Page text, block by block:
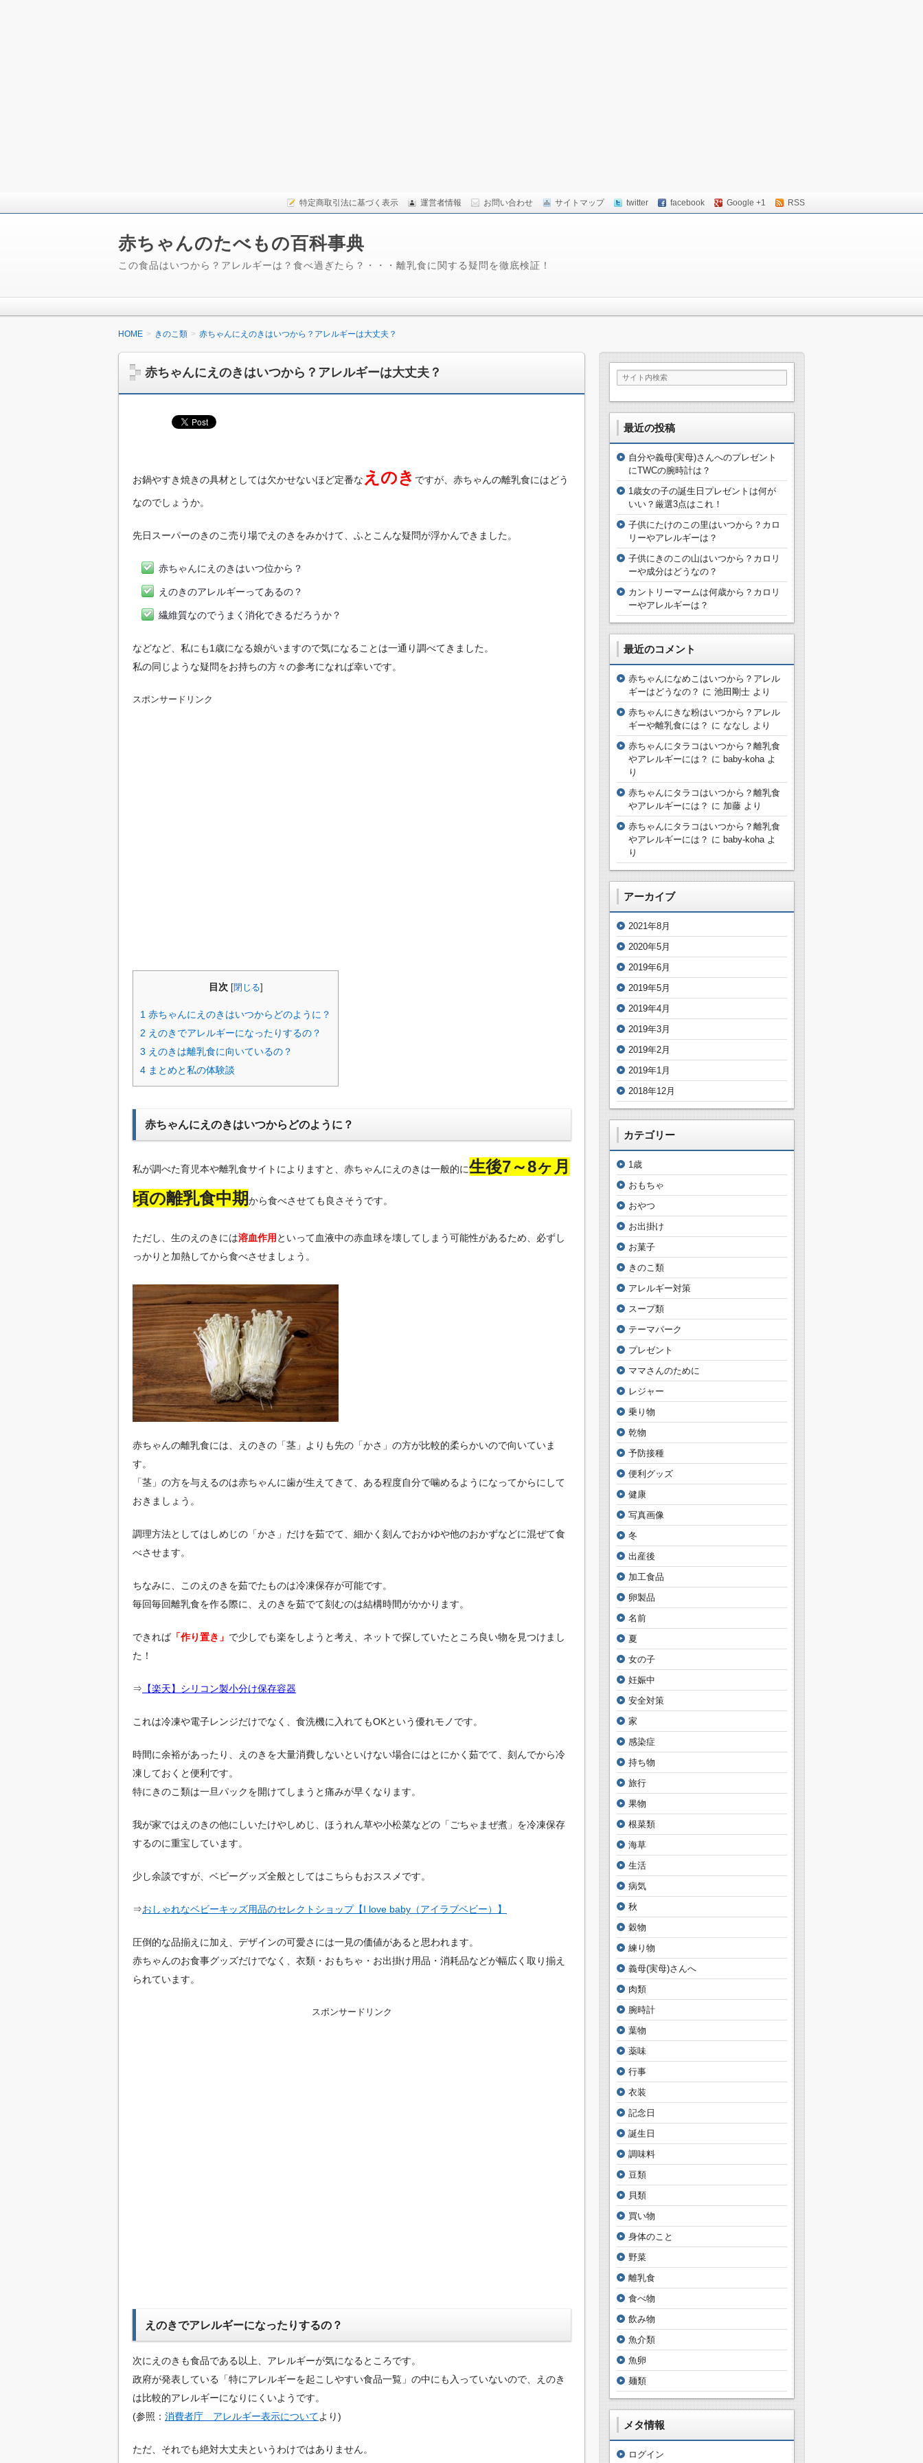
特定商取引法に基づく表示 運営者情報 お問い合わせ サイトマップ twitter facebook Google +1 RSS
赤ちゃんのたべもの百科事典
この食品はいつから？アレルギーは？食べ過ぎたら？・・・離乳食に関する疑問を徹底検証！
HOME きのこ類 赤ちゃんにえのきはいつから？アレルギーは大丈夫？
赤ちゃんにえのきはいつから？アレルギーは大丈夫？
お鍋やすき焼きの具材としては欠かせないほど定番な えのき ですが、赤ちゃんの離乳食にはどう
なのでしょうか。
先日スーパーのきのこ売り場でえのきをみかけて、ふとこんな疑問が浮かんできました。
赤ちゃんにえのきはいつ位から？
えのきのアレルギーってあるの？
繊維質なのでうまく消化できるだろうか？
などなど、私にも1歳になる娘がいますので気になることは一通り調べてきました。
私の同じような疑問をお持ちの方々の参考になれば幸いです。
スポンサードリンク
目次 閉じる
1 赤ちゃんにえのきはいつからどのように？
2 えのきでアレルギーになったりするの？
3 えのきは離乳食に向いているの？
4 まとめと私の体験談
赤ちゃんにえのきはいつからどのように？
私が調べた育児本や離乳食サイトによりますと、赤ちゃんにえのきは一般的に生後7～8ヶ月
頃の離乳食中期から食べさせても良さそうです。
ただし、生のえのきには溶血作用 といって血液中の赤血球を壊してしまう可能性があるため、必ずし
っかりと加熱してから食べさせましょう。
赤ちゃんの離乳食には、えのきの「茎」よりも先の「かさ」の方が比較的柔らかいので向いていま
す。
「茎」の方を与えるのは赤ちゃんに歯が生えてきて、ある程度自分で噛めるようになってからにして
おきましょう。
調理方法としてはしめじの「かさ」だけを茹でて、細かく刻んでおかゆや他のおかずなどに混ぜて食
べさせます。
ちなみに、このえのきを茹でたものは冷凍保存が可能です。
毎回毎回離乳食を作る際に、えのきを茹でて刻むのは結構時間がかかります。
できれば 「作り置き」 で少しでも楽をしようと考え、ネットで探していたところ良い物を見つけまし
た！
⇒ 【楽天】シリコン製小分け保存容器
これは冷凍や電子レンジだけでなく、食洗機に入れてもOKという優れモノです。
時間に余裕があったり、えのきを大量消費しないといけない場合にはとにかく茹でて、刻んでから冷
凍しておくと便利です。
特にきのこ類は一旦パックを開けてしまうと痛みが早くなります。
我が家ではえのきの他にしいたけやしめじ、ほうれん草や小松菜などの「ごちゃまぜ煮」を冷凍保存
するのに重宝しています。
少し余談ですが、ベビーグッズ全般としてはこちらもおススメです。
⇒おしゃれなベビーキッズ用品のセレクトショップ【I love baby（アイラブベビー）】
圧倒的な品揃えに加え、デザインの可愛さには一見の価値があると思われます。
赤ちゃんのお食事グッズだけでなく、衣類・おもちゃ・お出掛け用品・消耗品などが幅広く取り揃え
られています。
スポンサードリンク
えのきでアレルギーになったりするの？
次にえのきも食品である以上、アレルギーが気になるところです。
政府が発表している「特にアレルギーを起こしやすい食品一覧」の中にも入っていないので、えのき
は比較的アレルギーになりにくいようです。
(参照： 消費者庁 アレルギー表示についてより)
ただ、それでも絶対大丈夫というわけではありません。
最近の投稿
自分や義母(実母)さんへのプレゼント
にTWCの腕時計は？
1歳女の子の誕生日プレゼントは何が
いい？厳選3点はこれ！
子供にたけのこの里はいつから？カロ
リーやアレルギーは？
子供にきのこの山はいつから？カロリ
ーや成分はどうなの？
カントリーマームは何歳から？カロリ
ーやアレルギーは？
最近のコメント
赤ちゃんになめこはいつから？アレル
ギーはどうなの？ に 池田剛士 より
赤ちゃんにきな粉はいつから？アレル
ギーや離乳食には？ に ななし より
赤ちゃんにタラコはいつから？離乳食
やアレルギーには？ に baby-koha よ
り
赤ちゃんにタラコはいつから？離乳食
やアレルギーには？ に 加藤 より
赤ちゃんにタラコはいつから？離乳食
やアレルギーには？ に baby-koha よ
り
アーカイブ
2021年8月
2020年5月
2019年6月
2019年5月
2019年4月
2019年3月
2019年2月
2019年1月
2018年12月
カテゴリー
1歳
おもちゃ
おやつ
お出掛け
お菓子
きのこ類
アレルギー対策
スープ類
テーマパーク
プレゼント
ママさんのために
レジャー
乗り物
乾物
予防接種
便利グッズ
健康
写真画像
冬
出産後
加工食品
卵製品
名前
夏
女の子
妊娠中
安全対策
家
感染症
持ち物
旅行
果物
根菜類
海草
生活
病気
秋
穀物
練り物
義母(実母)さんへ
肉類
腕時計
葉物
薬味
行事
衣装
記念日
誕生日
調味料
豆類
貝類
買い物
身体のこと
野菜
離乳食
食べ物
飲み物
魚介類
魚卵
麺類
メタ情報
ログイン